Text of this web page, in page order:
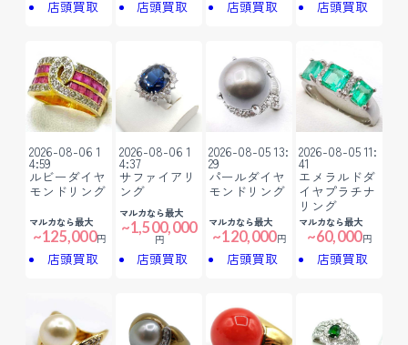
店頭買取 店頭買取 店頭買取 店頭買取
2026-08-06 1
4:59
ルビーダイヤ
モンドリング
マルカなら最大
~125,000円
店頭買取
2026-08-06 1
4:37
サファイアリ
ング
マルカなら最大
~1,500,000
円
店頭買取
2026-08-05 13:
29
パールダイヤ
モンドリング
マルカなら最大
~120,000円
店頭買取
2026-08-05 11:
41
エメラルドダ
イヤプラチナ
リング
マルカなら最大
~60,000円
店頭買取